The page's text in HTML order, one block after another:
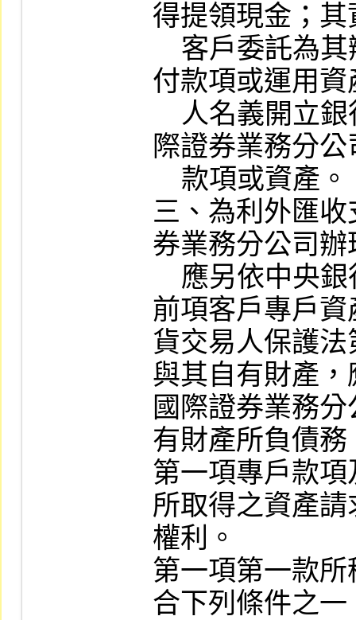
得提領現金；
付款項或運用
際證券業務分
三、為利外匯
券業務分公司
前項客戶專戶
貨交易人保護
與其自有財產
國際證券業務
有財產所負債
第一項專戶款
所取得之資產
權利。
第一項第一款
合下列條件之一